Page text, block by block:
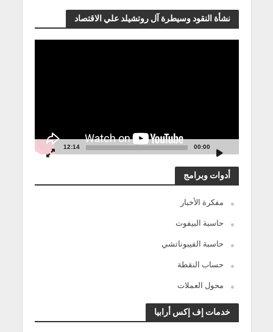
نشأة النقود وسيطرة آل روتشيلد علي الاقتصاد
00:00
12:14
أدوات وبرامج
مفكرة الأخبار
حاسبة البيفوت
حاسبة الفيبوناتشي
حساب النقطة
محول العملات
خدمات إف إكس أرابيا